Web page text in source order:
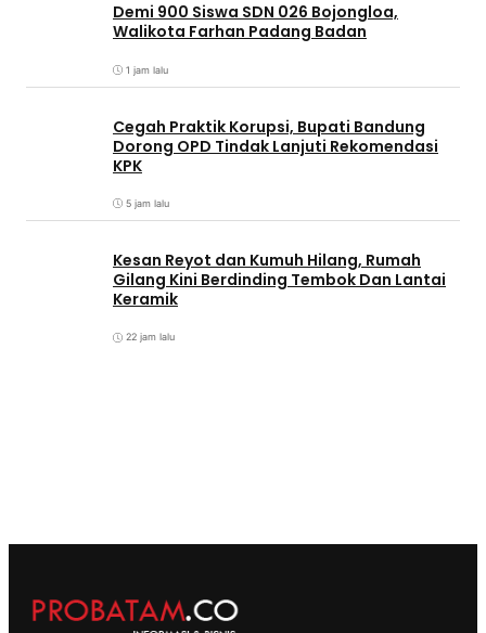
Demi 900 Siswa SDN 026 Bojongloa,
Walikota Farhan Padang Badan
1 jam lalu
Cegah Praktik Korupsi, Bupati Bandung
Dorong OPD Tindak Lanjuti Rekomendasi
KPK
5 jam lalu
Kesan Reyot dan Kumuh Hilang, Rumah
Gilang Kini Berdinding Tembok Dan Lantai
Keramik
22 jam lalu